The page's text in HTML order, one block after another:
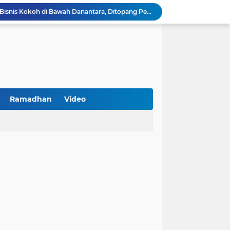
BNI Catat Fundamental Bisnis Kokoh di Bawah Danantara, Ditopang Pertumbuhan Kredit dan Kualitas Aset
Jakarta Raih Digital Excellence Awards 2026
Borong Prestasi, Satlantas Polres Sampang Dinobatkan Terbaik II Input Data Digital Semester 1/2026
Ramadhan Video